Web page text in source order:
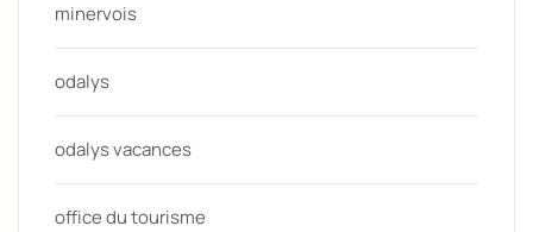
minervois
odalys
odalys vacances
office du tourisme